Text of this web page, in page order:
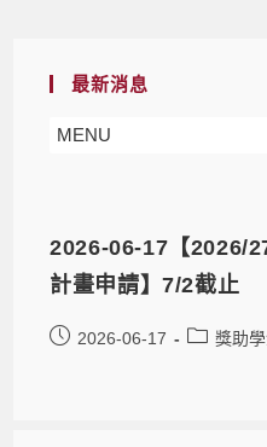
最新消息
MENU
2026-06-17【2026/
計畫申請】7/2截止
2026-06-17 獎助